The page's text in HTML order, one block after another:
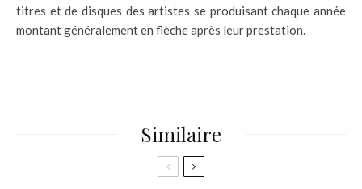
titres et de disques des artistes se produisant chaque année
montant généralement en flèche après leur prestation.
Similaire